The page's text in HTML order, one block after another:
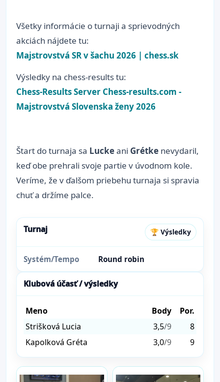
Všetky informácie o turnaji a sprievodných
akciách nájdete tu:
Majstrovstvá SR v šachu 2026 | chess.sk
Výsledky na chess-results tu:
Chess-Results Server Chess-results.com -
Majstrovstvá Slovenska ženy 2026
Štart do turnaja sa Luckeani Grétke nevydaril,
keď obe prehrali svoje partie v úvodnom kole.
Veríme, že v ďalšom priebehu turnaja si spravia
chuť a držíme palce.
Turnaj 🏆 Výsledky
Systém/Tempo Round robin
Klubová účasť / výsledky
Meno Body
Por.
Strišková Lucia
3,5/9
8
Kapolková Gréta
3,0/9 9